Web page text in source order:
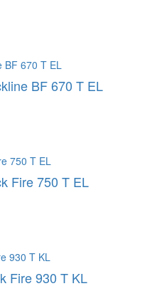
BF 670 T EL
Fire 750 T EL
Fire 930 T KL